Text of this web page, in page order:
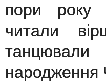
пори року
читали
народження